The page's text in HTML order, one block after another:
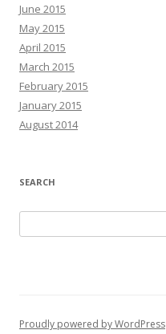
June 2015
May 2015
April 2015
March 2015
February 2015
January 2015
August 2014
SEARCH
for:
Proudly powered by WordPress